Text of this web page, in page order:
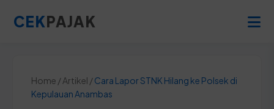
CEKPAJAK
Home / Artikel /Cara Lapor STNK Hilang ke Polsek di
Kepulauan Anambas